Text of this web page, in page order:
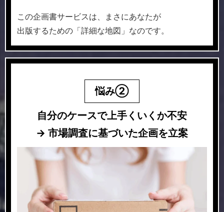
この企画書サービスは、まさにあなたが
出版するための「詳細な地図」なのです。
悩み②
自分のケースで上手くいくか不安
→ 市場調査に基づいた企画を立案